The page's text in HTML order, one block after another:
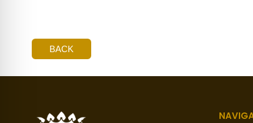
BACK